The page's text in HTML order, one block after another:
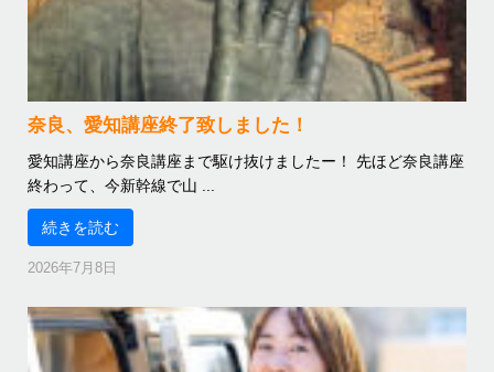
奈良、愛知講座終了致しました！
愛知講座から奈良講座まで駆け抜けましたー！ 先ほど奈良講座
終わって、今新幹線で山 ...
続きを読む
2026年7月8日